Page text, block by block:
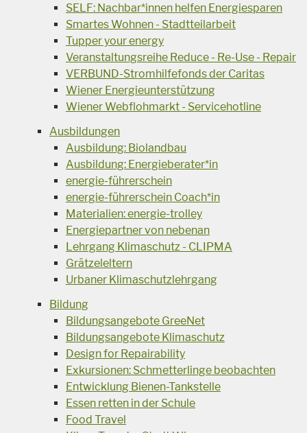
SELF: Nachbar*innen helfen Energiesparen
Smartes Wohnen - Stadtteilarbeit
Tupper your energy
Veranstaltungsreihe Reduce - Re-Use - Repair
VERBUND-Stromhilfefonds der Caritas
Wiener Energieunterstützung
Wiener Webflohmarkt - Servicehotline
Ausbildungen
Ausbildung: Biolandbau
Ausbildung: Energieberater*in
energie-führerschein
energie-führerschein Coach*in
Materialien: energie-trolley
Energiepartner von nebenan
Lehrgang Klimaschutz - CLIPMA
Grätzeleltern
Urbaner Klimaschutzlehrgang
Bildung
Bildungsangebote GreeNet
Bildungsangebote Klimaschutz
Design for Repairability
Exkursionen: Schmetterlinge beobachten
Entwicklung Bienen-Tankstelle
Essen retten in der Schule
Food Travel